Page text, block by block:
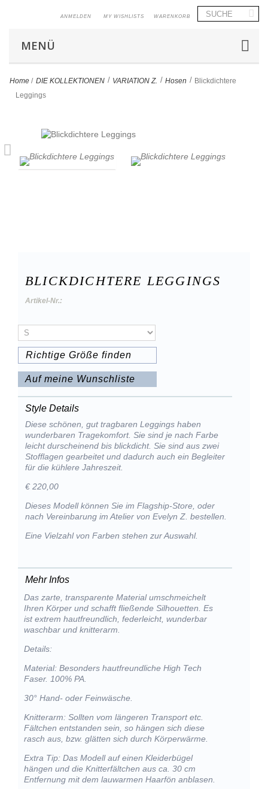
WARENKORB
MY WISHLISTS
ANMELDEN
MENÜ
Home / DIE KOLLEKTIONEN > VARIATION Z. > Hosen > Blickdichtere
Leggings
BLICKDICHTERE LEGGINGS
Artikel-Nr.:
Richtige Größe finden
Auf meine Wunschliste
Style Details
Diese schönen, gut tragbaren Leggings haben
wunderbaren Tragekomfort. Sie sind je nach Farbe
leicht durscheinend bis blickdicht. Sie sind aus zwei
Stofflagen gearbeitet und dadurch auch ein Begleiter
für die kühlere Jahreszeit.
€ 220,00
Dieses Modell können Sie im Flagship-Store, oder
nach Vereinbarung im Atelier von Evelyn Z. bestellen.
Eine Vielzahl von Farben stehen zur Auswahl.
Mehr Infos
Das zarte, transparente Material umschmeichelt
Ihren Körper und schafft fließende Silhouetten. Es
ist extrem hautfreundlich, federleicht, wunderbar
waschbar und knitterarm.
Details:
Material: Besonders hautfreundliche High Tech
Faser. 100% PA.
30° Hand- oder Feinwäsche.
Knitterarm: Sollten vom längeren Transport etc.
Fältchen entstanden sein, so hängen sich diese
rasch aus, bzw. glätten sich durch Körperwärme.
Extra Tip: Das Modell auf einen Kleiderbügel
hängen und die Knitterfältchen aus ca. 30 cm
Entfernung mit dem lauwarmen Haarfön anblasen.